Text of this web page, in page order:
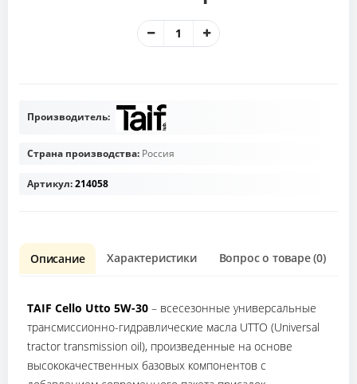
Производитель:
Страна производства: Россия
Артикул:214058
Описание Характеристики Вопрос о товаре (0)
TAIF Cello Utto 5W-30 – всесезонные универсальные
трансмиссионно-гидравлические масла UTTO (Universal
tractor transmission oil), произведенные на основе
высококачественных базовых компонентов с